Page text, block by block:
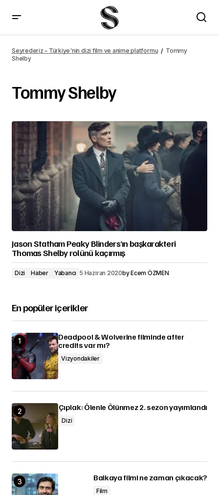
Seyrederiz – Türkiye'nin dizi film ve anime platformu
Tommy
Shelby
Tommy Shelby
Jason Statham Peaky Blinders’ın başkarakteri
Thomas Shelby rolünü kaçırmış
Dizi Haber Yabancı 5 Haziran 2020byEcem ÖZMEN
En popüler içerikler
Deadpool & Wolverine filminde after
credits var mı?
Vizyondakiler
Çıplak: Ölenle Ölünmez 2. sezon yayımlandı
Dizi
Balkaya filmi ne zaman çıkacak?
Film